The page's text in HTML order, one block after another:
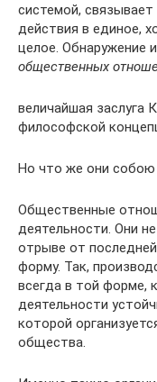
системой,
действия в единое,
целое. Обнаружение
общественных
величайшая заслуга
философской
Но что же они
Общественные
деятельности. Они
отрыве от
форму. Так,
всегда в той форме,
деятельности
которой
общества.